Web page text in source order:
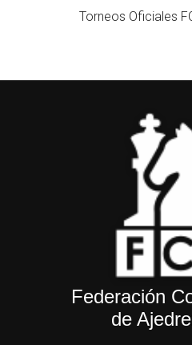
Torneos Oficiales
Federación
de